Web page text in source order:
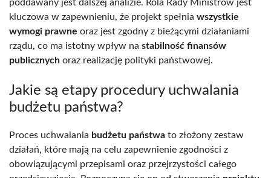
poddawany jest dalszej analizie. Rola Rady Ministrów jest
kluczowa w zapewnieniu, że projekt spełnia wszystkie
wymogi prawne oraz jest zgodny z bieżącymi działaniami
rządu, co ma istotny wpływ na stabilność finansów
publicznych oraz realizację polityki państwowej.
Jakie są etapy procedury uchwalania
budżetu państwa?
Proces uchwalania budżetu państwa to złożony zestaw
działań, które mają na celu zapewnienie zgodności z
obowiązującymi przepisami oraz przejrzystości całego